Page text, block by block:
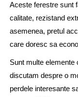
Aceste ferestre sunt
calitate, rezistand
asemenea, pretul
care doresc sa
Sunt multe elemente
discutam despre o
perdele interesante